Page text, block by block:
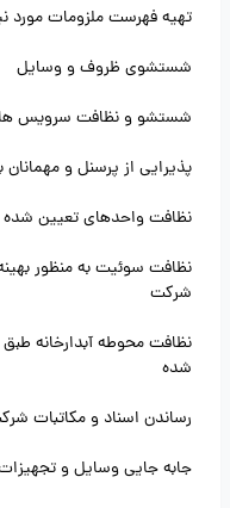
تهیه فهرست ملزومات مورد
شستشوی ظروف و وسایل
شستشو و نظافت سرویس
پذیرایی از پرسنل و مهمانان
نظافت واحدهای تعیین
نظافت سوئیت به منظور
شرکت
نظافت محوطه آبدارخانه
شده
رساندن اسناد و مکاتبات
جابه جایی وسایل و